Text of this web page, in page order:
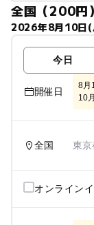
全国（200円）
2026年8月10日
今日
開催日
8月
10
全国 東京
オンライン